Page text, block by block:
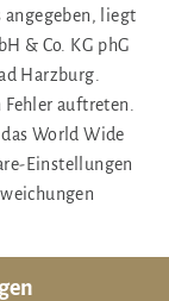
angegeben, liegt
& Co. KG phG
Harzburg.
auftreten.
World Wide
Einstellungen